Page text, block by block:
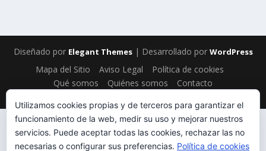
Diseñado por Elegant Themes| Desarrollado por WordPress
Mapa del Sitio Aviso Legal
Política de cookies
Qué somos
Quiénes somos Contacto
Utilizamos cookies propias y de terceros para garantizar el
funcionamiento de la web, medir su uso y mejorar nuestros
servicios. Puede aceptar todas las cookies, rechazar las no
necesarias o configurar sus preferencias. Política de cookies